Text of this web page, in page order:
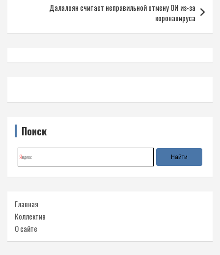
Далалоян считает неправильной отмену ОИ из-за
коронавируса
Поиск
Главная
Коллектив
О сайте